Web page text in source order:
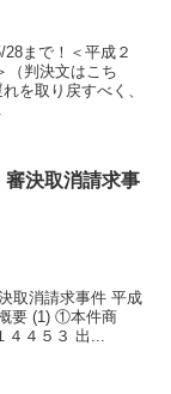
まで！＜平成２
（判決文はこち
を取り戻すべく、
決取消請求事
取消請求事件 平成
要 (1) ①本件商
４５３ 出...